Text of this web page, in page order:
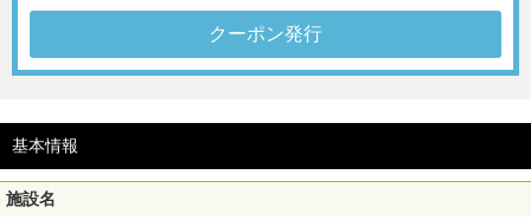
クーポン発行
基本情報
施設名